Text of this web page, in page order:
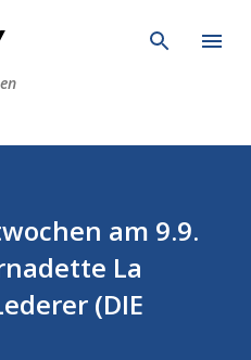
am 9.9.
La
(DIE